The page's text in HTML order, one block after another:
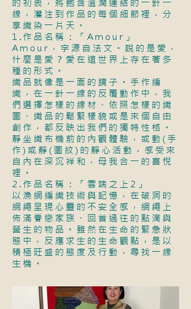
的初衷，將飽含溫潤連結的一針一
線，灌注到作品的每個細節裡，分
享織染一片天。
1.作品名稱：「Amour」
Amour，字源自法文。說的是愛，
什麼是愛？愛在這世界上存在著多
種的形式。
織品就像是一面的鏡子。手作編
織，在一針一線的反覆動作中，我
們選擇怎樣的線材、依照怎樣的織
圖、織品的鬆緊樣貌或是來個自由
創作，都反映出我們的獨特性格。
靜坐織布機前的內觀體驗，或動(手
作)或靜(圖紋)的靜心活動，感受來
自內在深沉祥和，母我合一的喜悅
裡。
2.作品名稱：「雲端之上2」
以漁網編織技術與記憶，在破洞的
網繩呈現心靈的不安全感，網繩上
佈滿眷戀家族、回首過往的點滴與
營生的物品。雖然在生命的緊急狀
態中，反應求生的生命觀點，是以
積極旺盛的態度及行動，尋找一線
生機。